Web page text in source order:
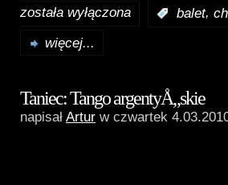
została wyłączona
balet,
więcej...
Taniec: Tango argentyÅ„skie
napisał Artur w czwartek